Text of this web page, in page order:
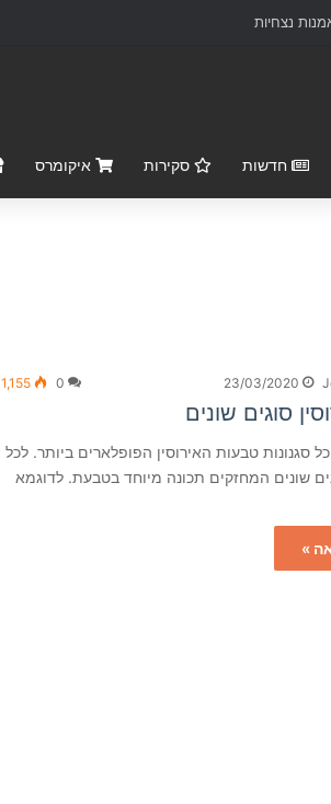
נצחיות
חדשות סקירות איקומרס
23/03/2020
0
1,155
סוגים שונים
סגנונות טבעות האירוסין הפופלארים ביותר. לכל
שונים המחזקים תכונה מיוחד בטבעת. לדוגמא
»